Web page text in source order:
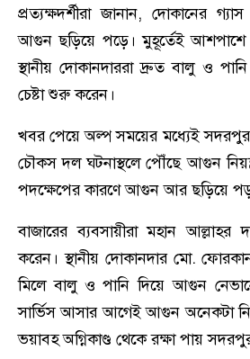
প্রত্যক্ষদর্শীরা জানান, দোকানের
আগুন ছড়িয়ে পড়ে। মুহূর্তেই
স্থানীয় দোকানদাররা দ্রুত বালু ও
চেষ্টা শুরু করেন।
খবর পেয়ে অল্প সময়ের মধ্যেই সদরপুর
চৌকস দল ঘটনাস্থলে পৌঁছে আগুন
পদক্ষেপের কারণে আগুন আর ছড়িয়ে
বাজারের ব্যবসায়ীরা মহান আল্লাহর
করেন। স্থানীয় দোকানদার মো.
মিলে বালু ও পানি দিয়ে আগুন
সার্ভিস আসার আগেই আগুন অনেকটা
ভয়াবহ অগ্নিকাণ্ড থেকে রক্ষা পায়